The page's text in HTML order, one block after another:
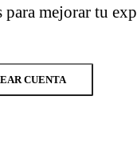
mejorar tu
CUENTA